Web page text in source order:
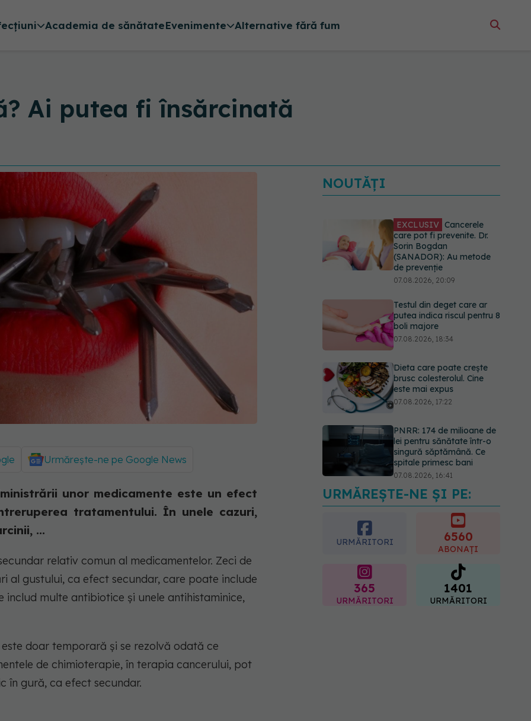
Academia de sănătateEvenimente Alternative fără fum
Ai putea fi însărcinată
Urmărește-ne pe Google News
unor medicamente este un efect
tratamentului. În unele cazuri,
...
relativ comun al medicamentelor. Zeci de
al gustului, ca efect secundar, care poate include
includ multe antibiotice și unele antihistaminice,
doar temporară și se rezolvă odată ce
de chimioterapie, în terapia cancerului, pot
în gură, ca efect secundar.
NOUTĂȚI
EXCLUSIV Cancerele
care pot fi prevenite. Dr.
Sorin Bogdan
(SANADOR): Au metode
de prevenție
07.08.2026, 20:09
Testul din deget care ar
putea indica riscul pentru 8
boli majore
07.08.2026, 18:34
Dieta care poate crește
brusc colesterolul. Cine
este mai expus
07.08.2026, 17:22
PNRR: 174 de milioane de
lei pentru sănătate într-o
singură săptămână. Ce
spitale primesc bani
07.08.2026, 16:41
Ce spune culoarea ta
preferată despre vârsta
pe care o ai. Care este
"codul cromatic" al
URMĂREȘTE-NE ȘI PE:
URMĂRITORI 6560
ABONAȚI
365
URMĂRITORI
1401
URMĂRITORI